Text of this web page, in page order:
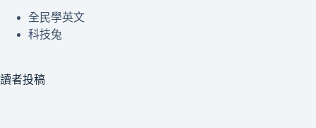
全民學英文
科技兔
讀者投稿